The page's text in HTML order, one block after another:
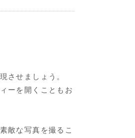
させましょう。
ーを開くこともお
敵な写真を撮るこ